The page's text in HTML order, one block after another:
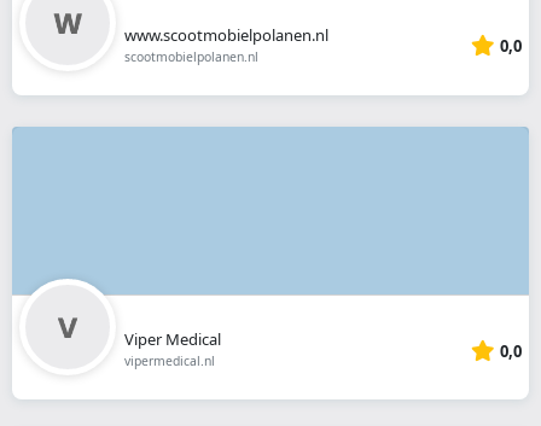
www.scootmobielpolanen.nl
scootmobielpolanen.nl 0,0
Viper Medical
vipermedical.nl 0,0